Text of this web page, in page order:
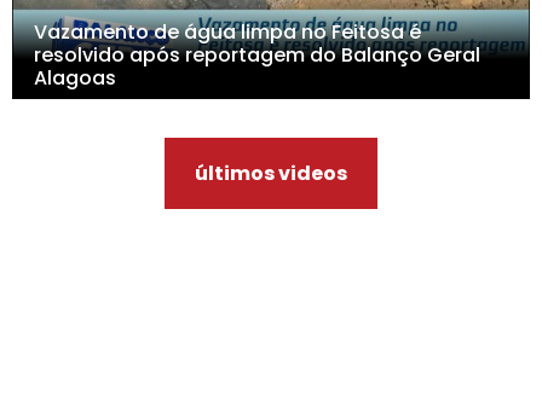
Vazamento de água limpa no Feitosa é
resolvido após reportagem do Balanço Geral
Alagoas
últimos videos